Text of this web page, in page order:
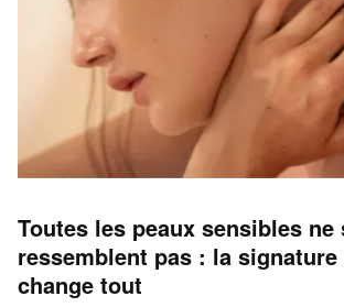
Toutes les peaux sensibles ne
ressemblent pas : la
change tout